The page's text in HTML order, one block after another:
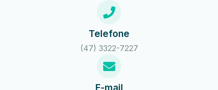
Telefone
(47) 3322-7227